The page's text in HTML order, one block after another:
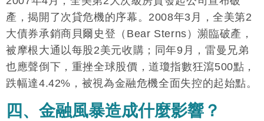
產，揭開了次貸危機的序幕。2008年3月，全美第2
大債券承銷商貝爾史登（Bear Sterns）瀕臨破產，
被摩根大通以每股2美元收購；同年9月，雷曼兄弟
也應聲倒下，重挫全球股價，道瓊指數狂瀉500點，
跌幅達4.42%，被視為金融危機全面失控的起始點。
四、金融風暴造成什麼影響？